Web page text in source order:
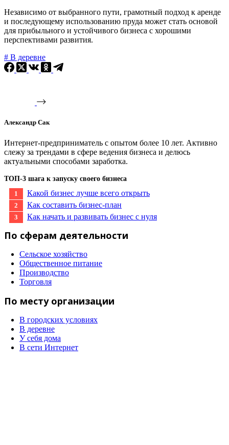
Независимо от выбранного пути, грамотный подход к аренде
и последующему использованию пруда может стать основой
для прибыльного и устойчивого бизнеса с хорошими
перспективами развития.
# В деревне
Александр Сак
Интернет-предприниматель с опытом более 10 лет. Активно
слежу за трендами в сфере ведения бизнеса и делюсь
актуальными способами заработка.
ТОП-3 шага к запуску своего бизнеса
Какой бизнес лучше всего открыть
Как составить бизнес-план
Как начать и развивать бизнес с нуля
По сферам деятельности
Сельское хозяйство
Общественное питание
Производство
Торговля
По месту организации
В городских условиях
В деревне
У себя дома
В сети Интернет